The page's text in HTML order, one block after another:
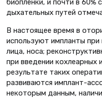
биопленки, и почти в 60%
дыхательных путей
В настоящее время в
используют импланты при
лица, носа;
при введении кохлеарных
результате таких
развиваются имплант-
некоторым данным,